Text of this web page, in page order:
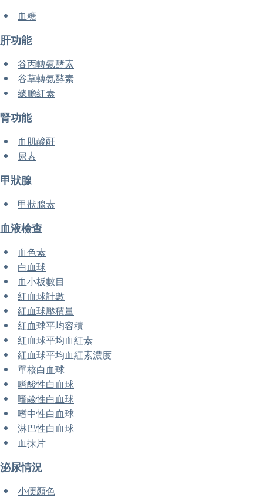
血糖
肝功能
谷丙轉氨酵素
谷草轉氨酵素
總膽紅素
腎功能
血肌酸酐
尿素
甲狀腺
甲狀腺素
血液檢查
血色素
白血球
血小板數目
紅血球計數
紅血球壓積量
紅血球平均容積
紅血球平均血紅素
紅血球平均血紅素濃度
單核白血球
嗜酸性白血球
嗜鹼性白血球
嗜中性白血球
淋巴性白血球
血抹片
泌尿情況
小便顏色